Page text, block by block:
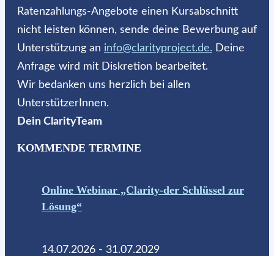
Ratenzahlungs-Angebote einen Kursabschnitt
nicht leisten können, sende deine Bewerbung auf
Unterstützung an info@clarityproject.de. Deine
Anfrage wird mit Diskretion bearbeitet.
Wir bedanken uns herzlich bei allen
UnterstützerInnen.
Dein ClarityTeam
KOMMENDE TERMINE
Online Webinar „Clarity-der Schlüssel zur
Lösung“
14.07.2026 - 31.07.2029